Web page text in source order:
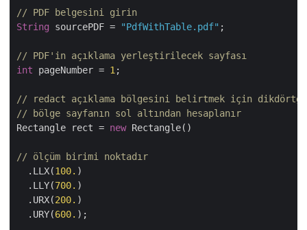
// PDF belgesini girin
String sourcePDF = "PdfWithTable.pdf" ;
// PDF'in açıklama yerleştirilecek sayfası
int pageNumber = 1;
// redact açıklama bölgesini belirtmek için
// bölge sayfanın sol altından hesaplanır
Rectangle rect = new Rectangle()
// ölçüm birimi noktadır
  .LLX(
100. )
  .LLY(
700. )
  .URX(
200. )
  .URY(
600. );